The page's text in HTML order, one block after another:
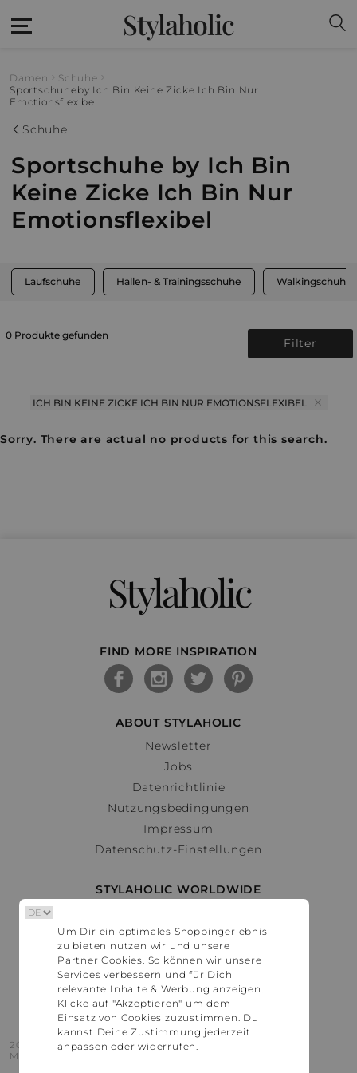
Stylaholic
Damen
Schuhe
Sportschuheby Ich Bin Keine Zicke Ich Bin Nur
Emotionsflexibel
Schuhe
Sportschuhe by Ich Bin
Keine Zicke Ich Bin Nur
Emotionsflexibel
Laufschuhe Hallen- & Trainingsschuhe Walkingschuhe
0 Produkte gefunden
Filter
ICH BIN KEINE ZICKE ICH BIN NUR EMOTIONSFLEXIBEL
Sorry. There are actual no products for this search.
Stylaholic
FIND MORE INSPIRATION
ABOUT STYLAHOLIC
Newsletter
Jobs
Datenrichtlinie
Nutzungsbedingungen
Impressum
Datenschutz-Einstellungen
STYLAHOLIC WORLDWIDE
Österreich
Schweiz
France
United States
2016 - 2026 © Stylaholic.
Made for you with love in munich.
Um Dir ein optimales Shoppingerlebnis
zu bieten nutzen wir und unsere
Partner Cookies. So können wir unsere
Services verbessern und für Dich
relevante Inhalte & Werbung anzeigen.
Klicke auf "Akzeptieren" um dem
Einsatz von Cookies zuzustimmen. Du
kannst Deine Zustimmung jederzeit
anpassen oder widerrufen.